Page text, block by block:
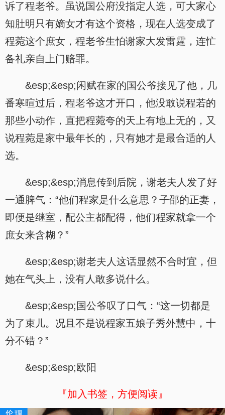
诉了程老爷。虽说国公府没指定人选，可大家心
知肚明只有嫡女才有这个资格，现在人选变成了
程菀这个庶女，程老爷生怕谢家大发雷霆，连忙
备礼亲自上门赔罪。
&esp;&esp;闲赋在家的国公爷接见了他，几
番寒暄过后，程老爷这才开口，他没敢说程若的
那些小动作，直把程菀夸的天上有地上无的，又
说程菀是家中最年长的，只有她才是最合适的人
选。
&esp;&esp;消息传到后院，谢老夫人发了好
一通脾气：“他们程家是什么意思？子邵的正妻，
即便是继室，配公主都配得，他们程家就拿一个
庶女来含糊？”
&esp;&esp;谢老夫人这话显然不合时宜，但
她在气头上，没有人敢多说什么。
&esp;&esp;国公爷叹了口气：“这一切都是
为了束儿。况且不是说程家五娘子秀外慧中，十
分不错？”
&esp;&esp;欧阳
『加入书签，方便阅读』